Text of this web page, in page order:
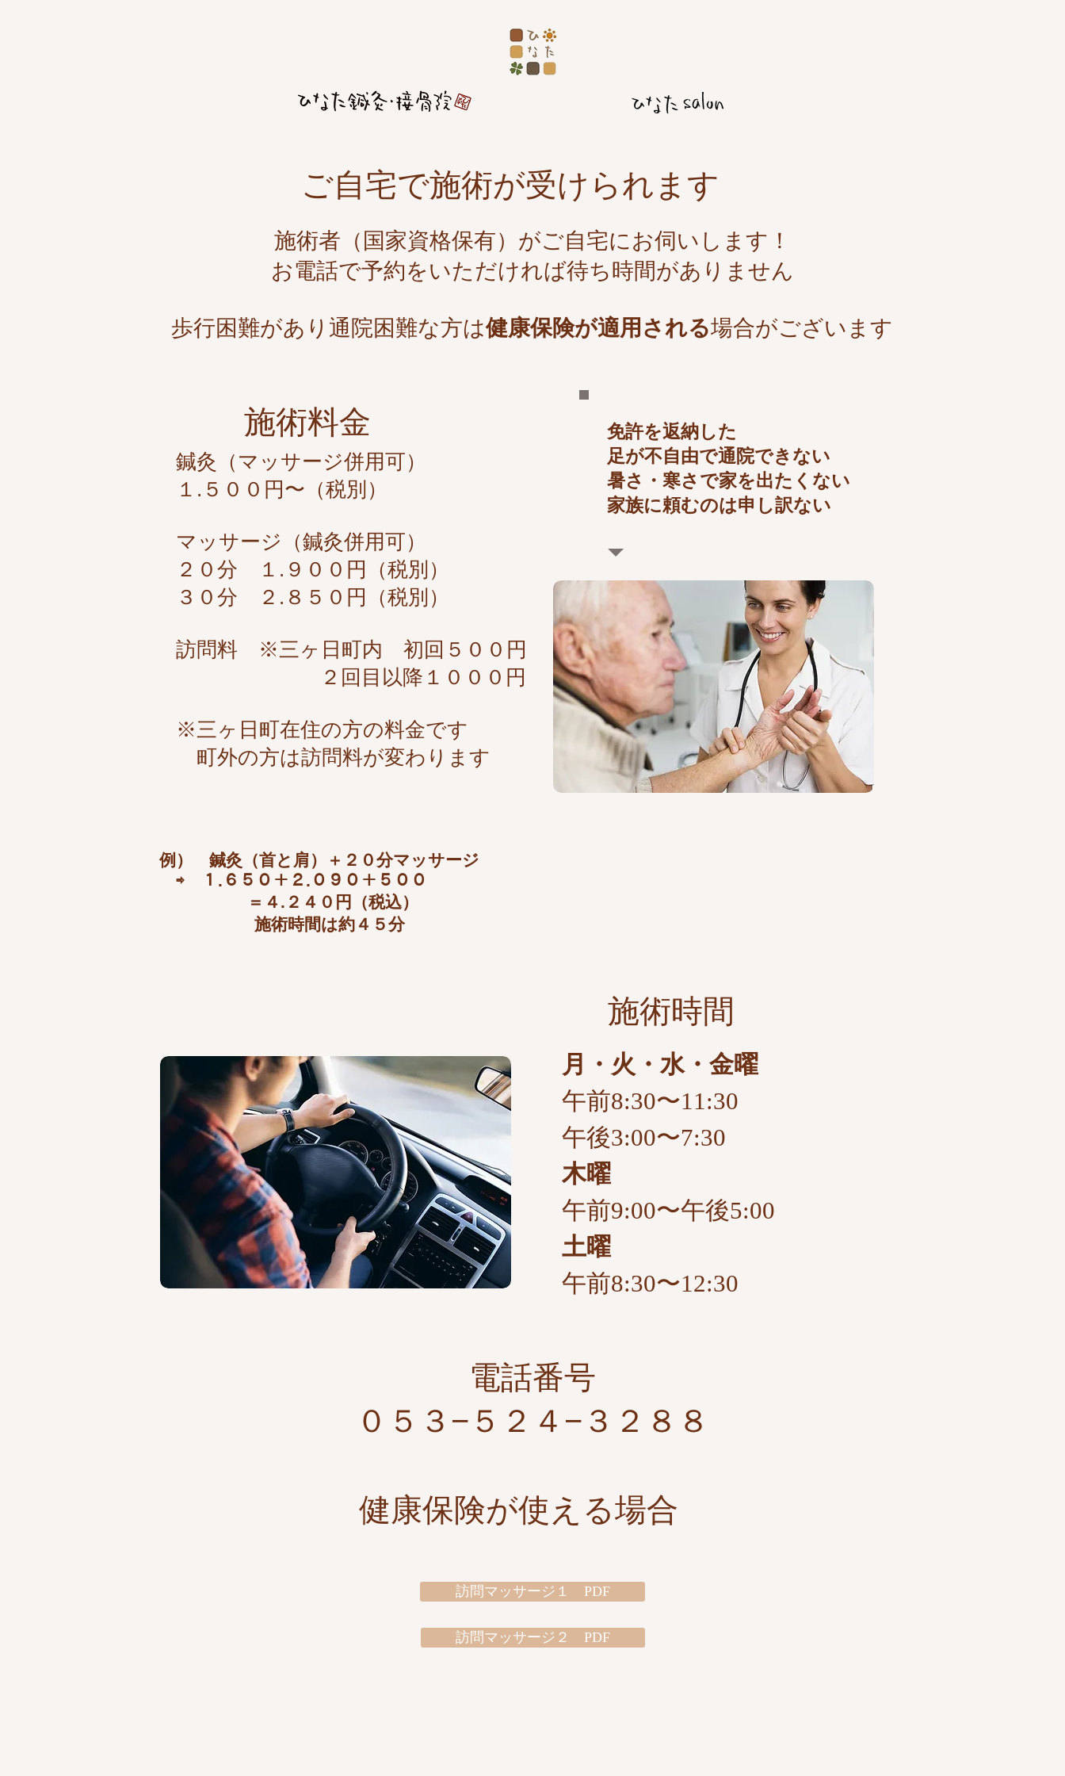
ご​自宅で施術が受けられます
​施術者（国家資格保有）がご自宅にお伺いします！
お電話で予約をいただければ待ち時間がありません
​歩行困難があり通院困難な方は健康保険が適用される場合がございます
​施術料金
鍼灸（マッサージ併用可）
１.５００円​〜（税別）
マッサージ（鍼灸併用可）
２０分 １.９００円（税別）
３０分 ２.８５０円（税別）
​訪問料 ※三ヶ日町内 初回５００円
​ ２回目以降１０００円
※​三ヶ日町在住の方の料金です
町外の方は訪問料が変わります
免許を返納した
足が不自由で通院できない
暑さ・寒さで家を出たくない
家族に頼むのは申し訳ない
例） 鍼灸（首と肩）＋２０分マッサージ​
​ ⇨ １.６５０＋２.０９０＋５００
＝４.２４０円（税込）
施術時間は約４５分
​施術時間
月・火・水・金曜
午前8:30〜11:30
午後3:00〜7:30
木曜
午前9:00〜午後5:00
土曜
午前8:30〜12:30
​電話番号
​０５３−５２４−３２８８
​健康保険が使える場合
訪問マッサージ１ PDF
訪問マッサージ２ PDF